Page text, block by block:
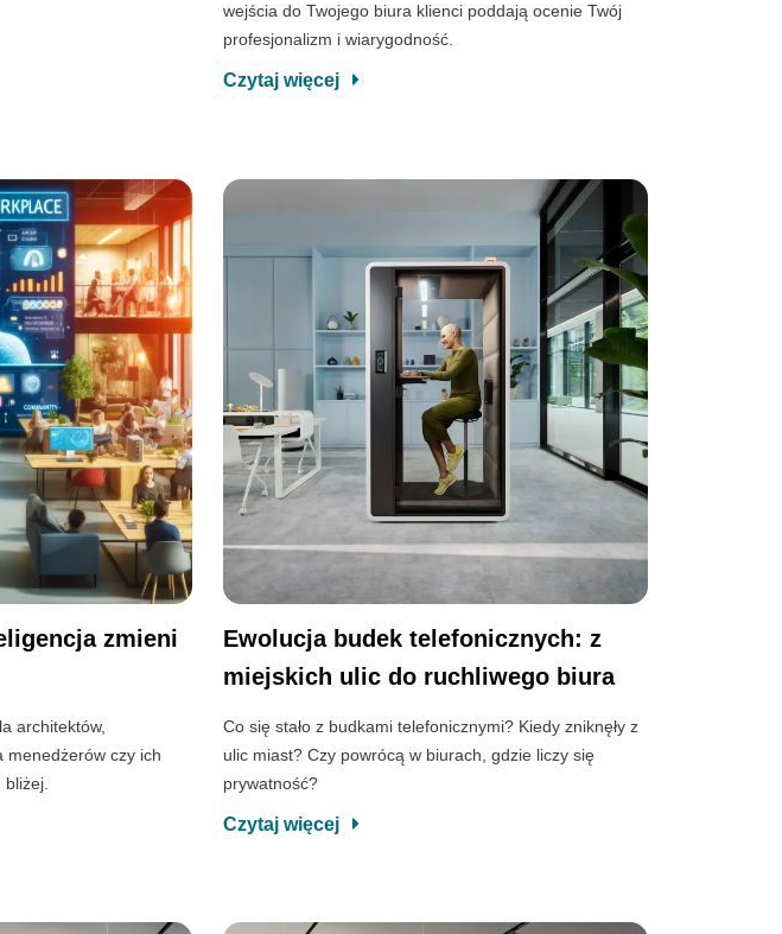
wejścia do Twojego biura klienci poddają ocenie Twój
profesjonalizm i wiarygodność.
Czytaj więcej
zmieni
architektów,
menedżerów czy ich
Ewolucja budek telefonicznych: z
miejskich ulic do ruchliwego biura
Co się stało z budkami telefonicznymi? Kiedy zniknęły z
ulic miast? Czy powrócą w biurach, gdzie liczy się
prywatność?
Czytaj więcej